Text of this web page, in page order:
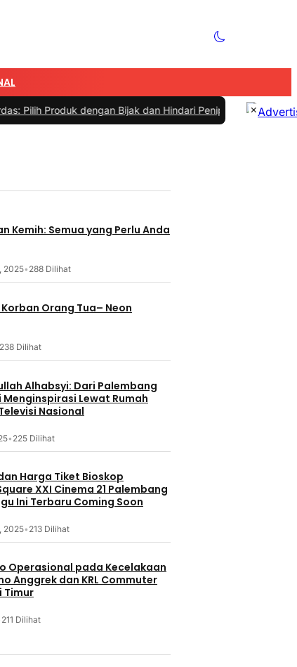
dengan Bijak dan Hindari Penipuan|#4 -Tips Memilih
Kemih: Semua yang Perlu Anda
2025• 288 Dilihat
Orang Tua– Neon
238 Dilihat
Alhabsyi: Dari Palembang
Menginspirasi Lewat Rumah
Nasional
• 225 Dilihat
Harga Tiket Bioskop
XXI Cinema 21 Palembang
Ini Terbaru Coming Soon
2025• 213 Dilihat
Operasional pada Kecelakaan
Anggrek dan KRL Commuter
Timur
211 Dilihat
×